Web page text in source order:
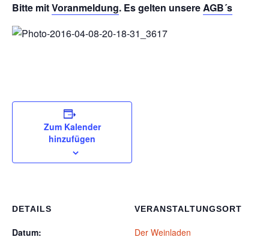
Bitte mitVoranmeldung. Es gelten unsereAGB´s
Zum Kalender
hinzufügen
DETAILS
Datum:
VERANSTALTUNGSORT
Der Weinladen